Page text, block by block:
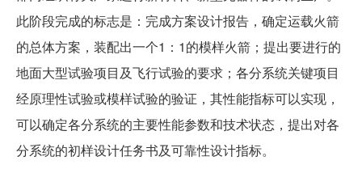
此阶段完成的标志是：完成方案设计报告，确定运载火箭
的总体方案，装配出一个1：1的模样火箭；提出要进行的
地面大型试验项目及飞行试验的要求；各分系统关键项目
经原理性试验或模样试验的验证，其性能指标可以实现，
可以确定各分系统的主要性能参数和技术状态，提出对各
分系统的初样设计任务书及可靠性设计指标。